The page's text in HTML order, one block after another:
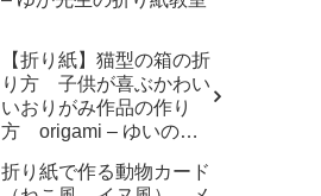
【折り紙】猫型の箱の折
り方 子供が喜ぶかわい
いおりがみ作品の作り
方 origami – ゆいのお
折り紙で作る動物カード